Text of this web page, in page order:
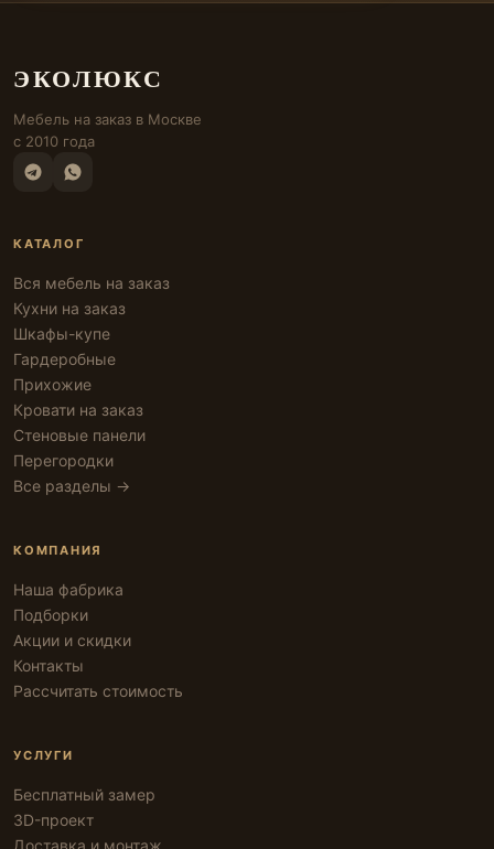
ЭКОЛЮКС
Мебель на заказ в Москве
с 2010 года
КАТАЛОГ
Вся мебель на заказ
Кухни на заказ
Шкафы-купе
Гардеробные
Прихожие
Кровати на заказ
Стеновые панели
Перегородки
Все разделы →
КОМПАНИЯ
Наша фабрика
Подборки
Акции и скидки
Контакты
Рассчитать стоимость
УСЛУГИ
Бесплатный замер
3D-проект
Доставка и монтаж